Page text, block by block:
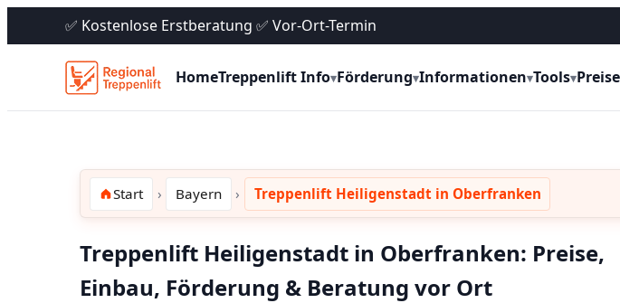
✅ Kostenlose Erstberatung ✅ Vor-Ort-Termin
HomeTreppenlift Info▾Förderung▾Informationen▾Tools▾Preise
Start Bayern Treppenlift Heiligenstadt in Oberfranken
Treppenlift Heiligenstadt in Oberfranken: Preise,
Einbau, Förderung & Beratung vor Ort